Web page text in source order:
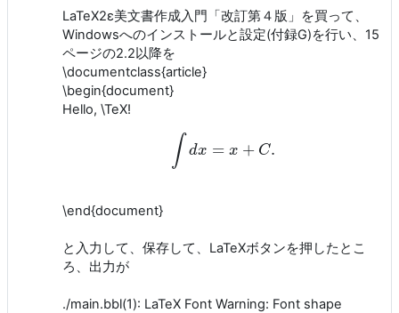
LaTeX2ε美文書作成入門「改訂第４版」を買って、
Windowsへのインストールと設定(付録G)を行い、15
ページの2.2以降を
\documentclass{article}
\begin{document}
Hello, \TeX!
∫ dx = x + C.
∫dx=x+ C.
\end{document}
と入力して、保存して、LaTeXボタンを押したとこ
ろ、出力が
./main.bbl(1): LaTeX Font Warning: Font shape